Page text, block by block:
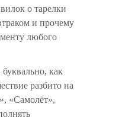
о тарелки
и прочему
любого
как
разбито на
«Самолёт»,